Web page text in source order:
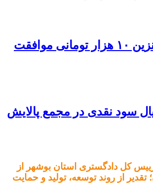
سران قوا با بنزین ۱۰ هزار تومانی موافقت
۷۴۰ ریال سود نقدی در مجمع پالایش
رییس کل دادگستری استان بوشهر از
تقدیر از روند توسعه، تولید و حمایت